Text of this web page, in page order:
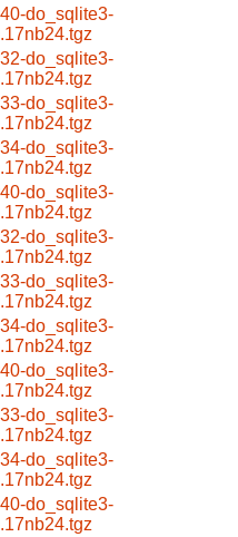
do_sqlite3-
do_sqlite3-
do_sqlite3-
do_sqlite3-
do_sqlite3-
do_sqlite3-
do_sqlite3-
do_sqlite3-
do_sqlite3-
do_sqlite3-
do_sqlite3-
do_sqlite3-